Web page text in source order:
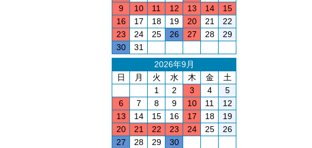
9
10 11 12 13 14
15
16
17 18 19 20 21
22
23
24 25 26 27 28
29
30
31
2026年9月
日
月 火 水 木 金
土
1
2 3 4
5
6
7 8 9 10 11
12
13
14 15 16 17 18
19
20
21 22 23 24 25
26
27
28 29 30